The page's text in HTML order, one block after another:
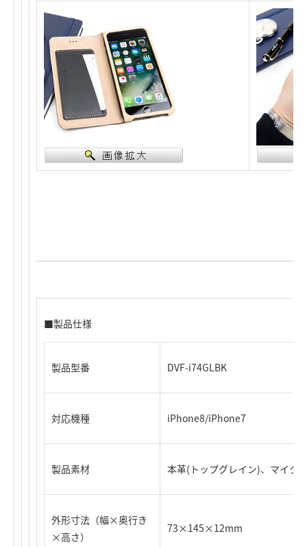
■製品仕様
製品型番 DVF-i74GLBK
対応機種 iPhone8/iPhone7
製品素材 本革(トップグレイン)、マイク
外形寸法（幅×奥行き
×高さ）
73×145×12mm